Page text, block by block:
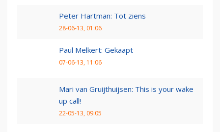
Peter Hartman: Tot ziens
28-06-13, 01:06
Paul Melkert: Gekaapt
07-06-13, 11:06
Mari van Gruijthuijsen: This is your wake
up call!
22-05-13, 09:05